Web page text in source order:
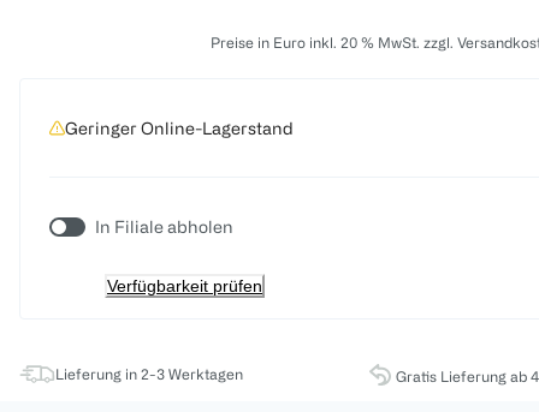
Preise in Euro inkl. 20 % MwSt. zzgl.
Geringer Online-Lagerstand
In Filiale abholen
Verfügbarkeit prüfen
Lieferung in 2-3 Werktagen Gratis Lieferung ab